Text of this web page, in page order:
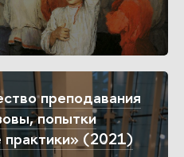
преподавания
попытки
практики» (2021)